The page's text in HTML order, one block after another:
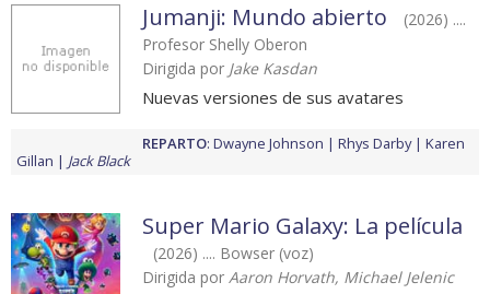
Jumanji: Mundo abierto
(2026) ....
Profesor Shelly Oberon
Dirigida por Jake Kasdan
Nuevas versiones de sus avatares
REPARTO: Dwayne Johnson Rhys Darby
Karen
Gillan
Jack Black
Super Mario Galaxy: La película
(2026) .... Bowser (voz)
Dirigida por Aaron Horvath, Michael Jelenic